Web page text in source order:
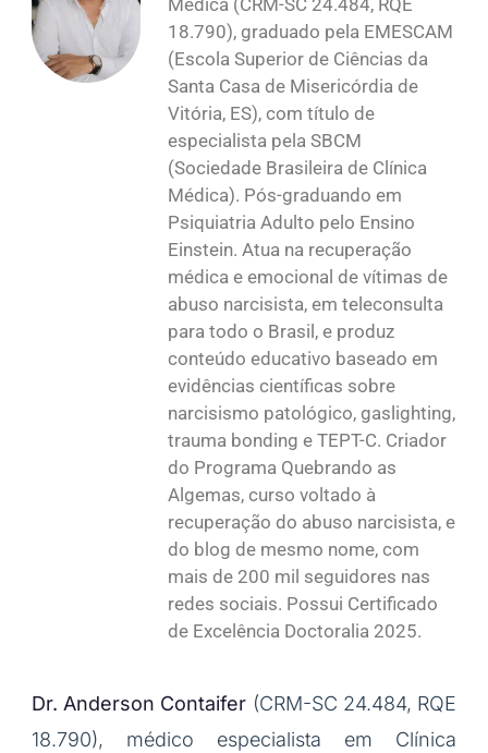
18.790), graduado pela EMESCAM
(Escola Superior de Ciências da
Santa Casa de Misericórdia de
Vitória, ES), com título de
especialista pela SBCM
(Sociedade Brasileira de Clínica
Médica). Pós-graduando em
Psiquiatria Adulto pelo Ensino
Einstein. Atua na recuperação
médica e emocional de vítimas de
abuso narcisista, em teleconsulta
para todo o Brasil, e produz
conteúdo educativo baseado em
evidências científicas sobre
narcisismo patológico, gaslighting,
trauma bonding e TEPT-C. Criador
do Programa Quebrando as
Algemas, curso voltado à
recuperação do abuso narcisista, e
do blog de mesmo nome, com
mais de 200 mil seguidores nas
redes sociais. Possui Certificado
de Excelência Doctoralia 2025.
Dr. Anderson Contaifer (CRM-SC 24.484, RQE
18.790), médico especialista em Clínica